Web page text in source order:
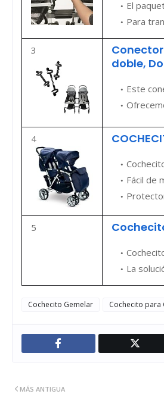
El
Para
3
doble,
Este
4
Fácil de
5
La
Cochecito Gemelar Cochecito para
MÁS ANTIGUA